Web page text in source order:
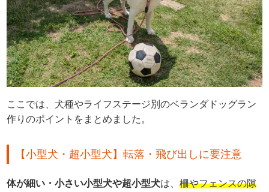
ここでは、犬種やライフステージ別のベランダドッグラン
作りのポイントをまとめました。
【小型犬・超小型犬】転落・飛び出しに要注意
体が細い・小さい小型犬や超小型犬は、柵やフェンスの隙